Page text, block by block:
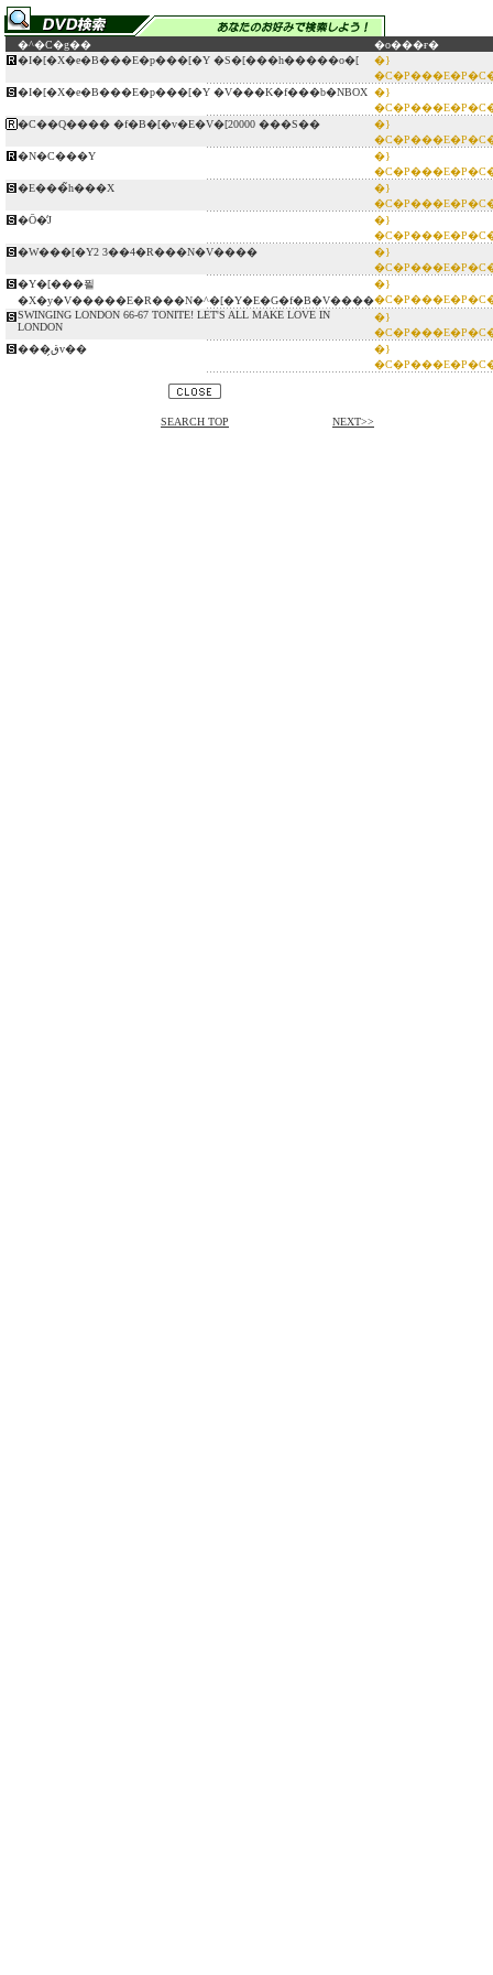
�^�C�g��
�o���ғ�
�I�[�X�e�B���E�p���[�Y �S�[���h�����o�[
�}
�I�[�X�e�B���E�p���[�Y �V���K�f���b�NBOX �}
�C��Q���� �f�B�[�v�E�V�[20000 ���S��
�}
�N�C���Y
�}
�E���̃h���X
�}
�Ō�̒J
�}
�W���[�Y2 3��4�R���N�V����
�}
�Y�[���푈
�X�y�V�����E�R���N�^�[�Y�E�G�f�B�V����
�}
SWINGING LONDON 66-67 TONITE! LET'S ALL MAKE LOVE IN
LONDON
�}
���ق̗v��
�}
SEARCH TOP NEXT>>